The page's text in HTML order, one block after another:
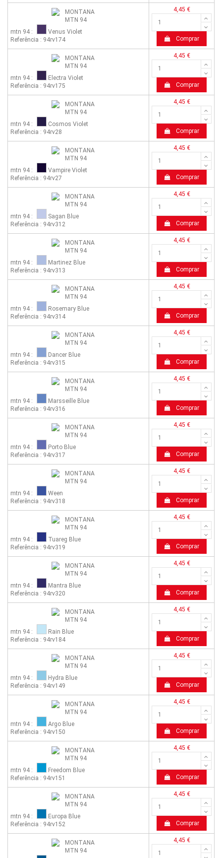
mtn 94 :
Venus Violet
Referência : 94rv174
4,45 €
Comprar
mtn 94 :
Electra Violet
Referência : 94rv175
4,45 €
Comprar
mtn 94 :
Cosmos Violet
Referência : 94rv28
4,45 €
Comprar
mtn 94 :
Vampire Violet
Referência : 94rv27
4,45 €
Comprar
mtn 94 :
Sagan Blue
Referência : 94rv312
4,45 €
Comprar
mtn 94 :
Martinez Blue
Referência : 94rv313
4,45 €
Comprar
mtn 94 :
Rosemary Blue
Referência : 94rv314
4,45 €
Comprar
mtn 94 :
Dancer Blue
Referência : 94rv315
4,45 €
Comprar
mtn 94 :
Marsseille Blue
Referência : 94rv316
4,45 €
Comprar
mtn 94 :
Porto Blue
Referência : 94rv317
4,45 €
Comprar
mtn 94 :
Ween
Referência : 94rv318
4,45 €
Comprar
mtn 94 :
Tuareg Blue
Referência : 94rv319
4,45 €
Comprar
mtn 94 :
Mantra Blue
Referência : 94rv320
4,45 €
Comprar
mtn 94 :
Rain Blue
Referência : 94rv184
4,45 €
Comprar
mtn 94 :
Hydra Blue
Referência : 94rv149
4,45 €
Comprar
mtn 94 :
Argo Blue
Referência : 94rv150
4,45 €
Comprar
mtn 94 :
Freedom Blue
Referência : 94rv151
4,45 €
Comprar
mtn 94 :
Europa Blue
Referência : 94rv152
4,45 €
Comprar
4,45 €